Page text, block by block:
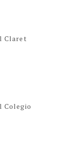
Claret
Colegio